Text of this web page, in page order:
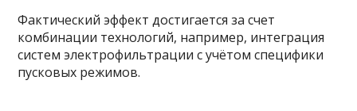
Фактический эффект достигается за счет
комбинации технологий, например, интеграция
систем электрофильтрации с учётом специфики
пусковых режимов.